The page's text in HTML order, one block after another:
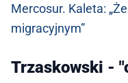
Mercosur. Kaleta:
migracyjnym”
Trzaskowski -